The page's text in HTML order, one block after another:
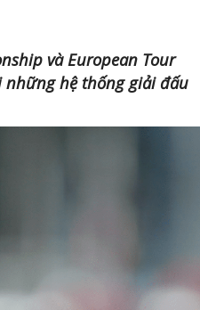
và European Tour
những hệ thống giải đấu